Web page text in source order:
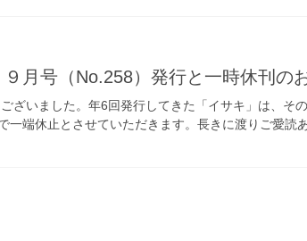
月号（No.258）発行と一時休刊の
ざいました。年6回発行してきた「イサキ」は、そ
一端休止とさせていただきます。長きに渡りご愛読